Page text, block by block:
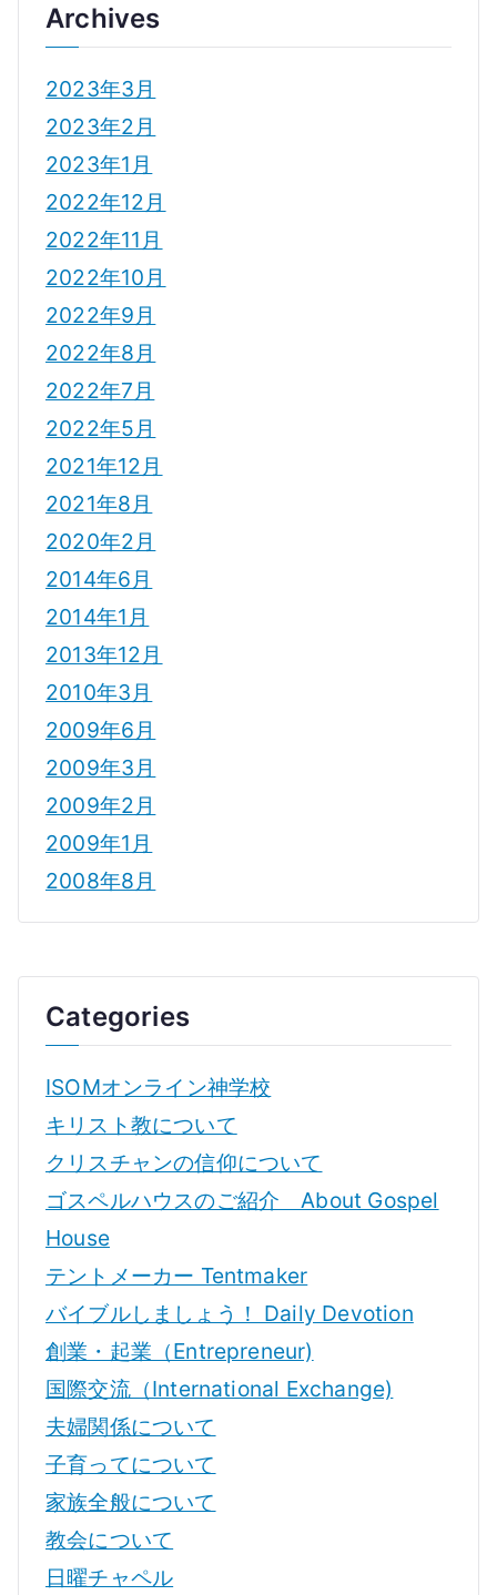
Archives
2023年3月
2023年2月
2023年1月
2022年12月
2022年11月
2022年10月
2022年9月
2022年8月
2022年7月
2022年5月
2021年12月
2021年8月
2020年2月
2014年6月
2014年1月
2013年12月
2010年3月
2009年6月
2009年3月
2009年2月
2009年1月
2008年8月
Categories
ISOMオンライン神学校
キリスト教について
クリスチャンの信仰について
ゴスペルハウスのご紹介 About Gospel
House
テントメーカー Tentmaker
バイブルしましょう！ Daily Devotion
創業・起業（Entrepreneur)
国際交流（International Exchange)
夫婦関係について
子育ってについて
家族全般について
教会について
日曜チャペル